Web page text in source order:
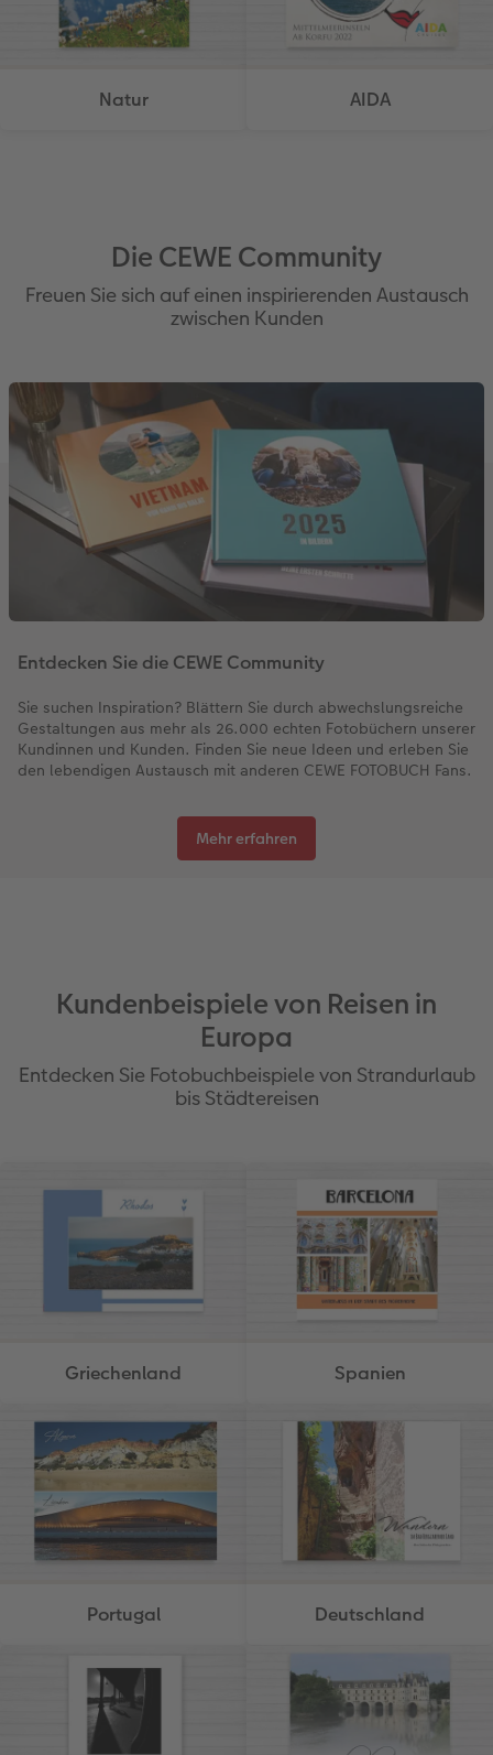
Natur AIDA
Die CEWE Community
Freuen Sie sich auf einen inspirierenden Austausch
zwischen Kunden
Entdecken Sie die CEWE Community
Sie suchen Inspiration? Blättern Sie durch abwechslungsreiche
Gestaltungen aus mehr als 26.000 echten Fotobüchern unserer
Kundinnen und Kunden. Finden Sie neue Ideen und erleben Sie
den lebendigen Austausch mit anderen CEWE FOTOBUCH Fans.
Mehr erfahren
Kundenbeispiele von Reisen in
Europa
Entdecken Sie Fotobuchbeispiele von Strandurlaub
bis Städtereisen
Griechenland Spanien
Portugal Deutschland